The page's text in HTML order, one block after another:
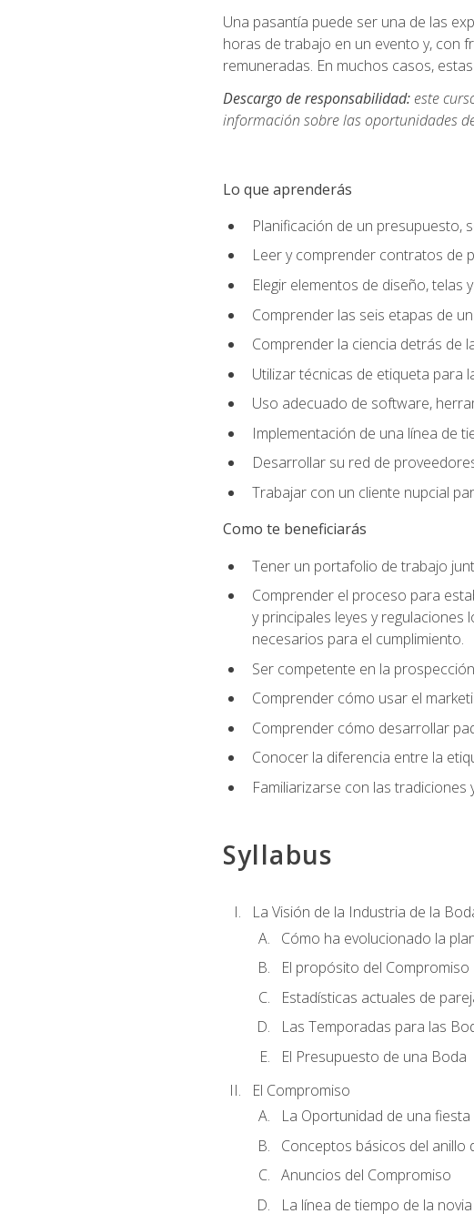
Una pasantía puede ser una de las
horas de trabajo en un evento y, con
remuneradas. En muchos casos,
Descargo de responsabilidad:este
información sobre las oportunidades
Lo que aprenderás
Planificación de un presupuesto,
Leer y comprender contratos de
Elegir elementos de diseño, telas
Comprender las seis etapas de
Comprender la ciencia detrás de
Utilizar técnicas de etiqueta para
Uso adecuado de software,
Implementación de una línea de
Desarrollar su red de
Trabajar con un cliente nupcial
Como te beneficiarás
Tener un portafolio de trabajo
Comprender el proceso para
y principales leyes y
necesarios para el cumplimiento.
Ser competente en la
Comprender cómo usar el
Comprender cómo desarrollar
Conocer la diferencia entre la
Familiarizarse con las
Syllabus
La Visión de la Industria de la
Cómo ha evolucionado la
El propósito del Compromiso
Estadísticas actuales de
Las Temporadas para las
El Presupuesto de una Boda
El Compromiso
La Oportunidad de una
Conceptos básicos del anillo
Anuncios del Compromiso
La línea de tiempo de la